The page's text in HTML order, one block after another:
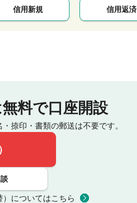
信用新規 信用返済
料で口座開設
・捺印・書類の郵送は不要です。
）についてはこちら